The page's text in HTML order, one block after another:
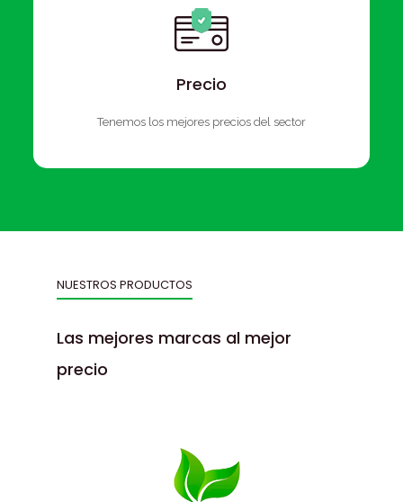
Precio
Tenemos los mejores precios del sector
NUESTROS PRODUCTOS
Las mejores marcas al mejor
precio